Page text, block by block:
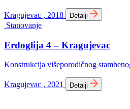
Kragujevac , 2018 Detalji
Stanovanje
Erdoglija 4 – Kragujevac
Konstrukcija višeporodičnog
Kragujevac , 2021 Detalji